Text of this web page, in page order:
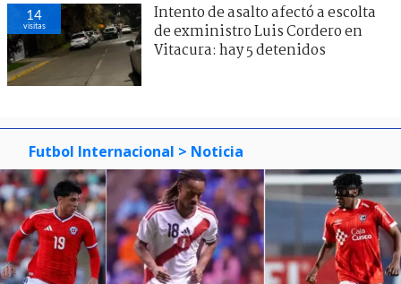
14
visitas
Intento de asalto afectó a escolta
de exministro Luis Cordero en
Vitacura: hay 5 detenidos
Futbol Internacional > Noticia